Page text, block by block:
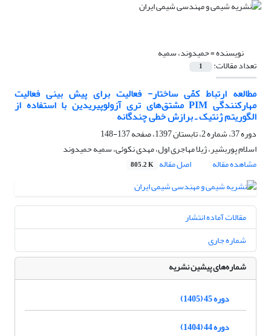
نویسنده =حمیدوند، سمیه
تعداد مقالات: 1
مطالعه ارتباط کمّی ساختار- فعالیت برای پیش بینی فعالیت
مهارکنندگی PIM مشتق‌های تری آزولوپیریدین با استفاده از
الگوریتم ژنتیک ـ برازش خطی چندگانه
دوره 37، شماره 2، تابستان 1397، صفحه
137-148
اسلام پوربشیر، ژیلا مهاجری اول، مهدی نکوئی، سمیه حمیدوند
مشاهده مقاله
اصل مقاله 805.2 K
مقالات آماده انتشار
شماره جاری
شماره‌های پیشین نشریه
دوره 45 (1405)
دوره 44 (1404)